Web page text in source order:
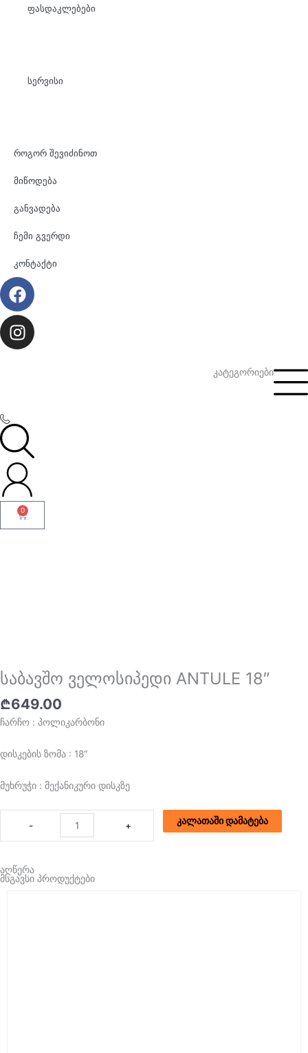
ფასდაკლებები
სერვისი
როგორ შევიძინოთ
მიწოდება
განვადება
ჩემი გვერდი
კონტაქტი
Facebook
Instagram
კატეგორიები
0
Cart
საბავშო ველოსიპედი ANTULE 18″
₾649.00
ჩარჩო : პოლიკარბონი
დისკების ზომა : 18″
მუხრუჭი : მექანიკური დისკზე
-
რაოდენობა:
საბავშო
18″
+ კალათაში დამატება
აღწერა
მსგავსი პროდუქტები